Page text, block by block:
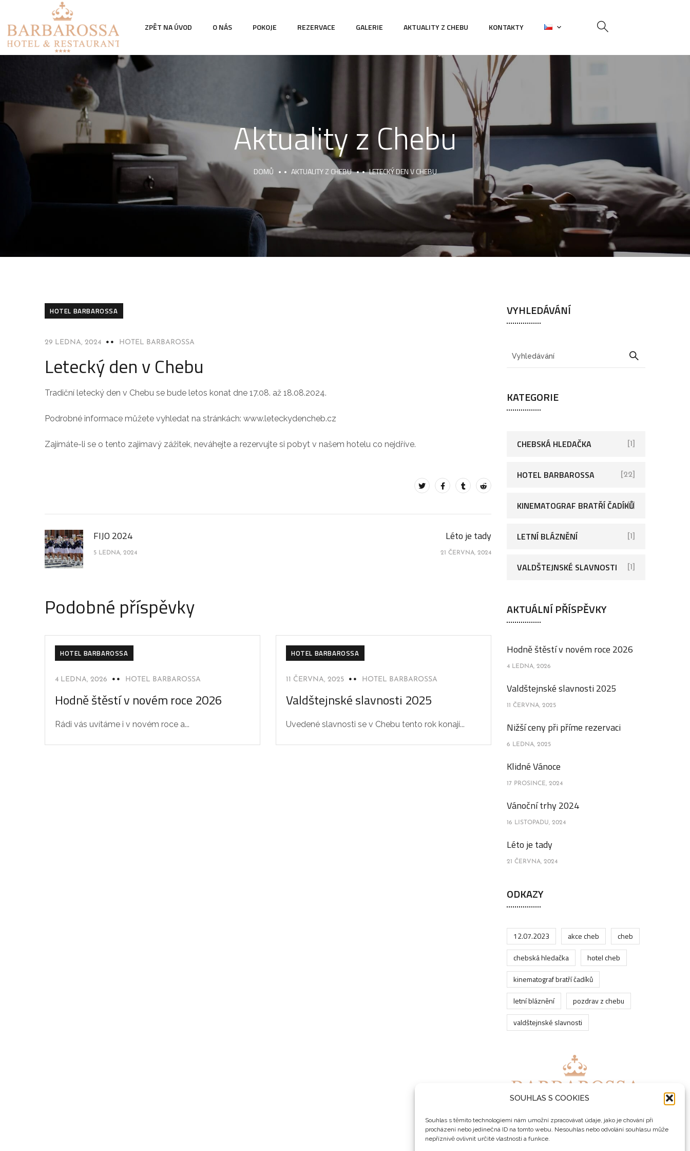
SOUHLAS S COOKIES
Souhlas s těmito technologiemi nám umožní zpracovávat údaje, jako je chování při
procházení nebo jedinečná ID na tomto webu. Nesouhlas nebo odvolání souhlasu může
nepříznivě ovlivnit určité vlastnosti a funkce.
ZPĚT NA ÚVOD O NÁS POKOJE REZERVACE GALERIE AKTUALITY Z CHEBU KONTAKTY
Aktuality z Chebu
DOMŮ AKTUALITY Z CHEBU LETECKÝ DEN V CHEBU
HOTEL BARBAROSSA
29 LEDNA, 2024 HOTEL BARBAROSSA
Letecký den v Chebu
Tradiční letecký den v Chebu se bude letos konat dne 17.08. až 18.08.2024.
Podrobné informace můžete vyhledat na stránkách: www.leteckydencheb.cz
Zajímáte-li se o tento zajímavý zážitek, neváhejte a rezervujte si pobyt v našem hotelu co nejdříve.
FIJO 2024
5 LEDNA, 2024
Léto je tady
21 ČERVNA, 2024
Podobné příspěvky
HOTEL BARBAROSSA
4 LEDNA, 2026 HOTEL BARBAROSSA
Hodně štěstí v novém roce 2026
Rádi vás uvítáme i v novém roce a...
HOTEL BARBAROSSA
11 ČERVNA, 2025 HOTEL BARBAROSSA
Valdštejnské slavnosti 2025
Uvedené slavnosti se v Chebu tento rok konají...
VYHLEDÁVÁNÍ
KATEGORIE
CHEBSKÁ HLEDAČKA [1]
HOTEL BARBAROSSA [22]
KINEMATOGRAF BRATŘÍ ČADÍKŮ
[1]
LETNÍ BLÁZNĚNÍ [1]
VALDŠTEJNSKÉ SLAVNOSTI [1]
AKTUÁLNÍ PŘÍSPĚVKY
Hodně štěstí v novém roce 2026
4 LEDNA, 2026
Valdštejnské slavnosti 2025
11 ČERVNA, 2025
Nižší ceny při příme rezervaci
6 LEDNA, 2025
Klidné Vánoce
17 PROSINCE, 2024
Vánoční trhy 2024
16 LISTOPADU, 2024
Léto je tady
21 ČERVNA, 2024
ODKAZY
12.07.2023 akce cheb
cheb
chebská hledačka
hotel cheb
kinematograf bratří čadíků
letní bláznění
pozdrav z chebu
valdštejnské slavnosti